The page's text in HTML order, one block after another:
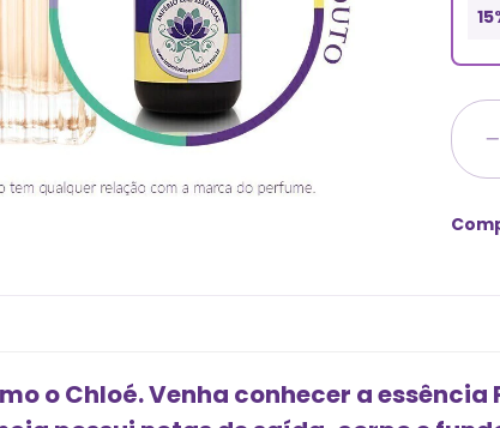
o Chloé. Venha conhecer a